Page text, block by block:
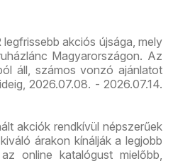
akciós újsága, mely
Magyarországon. Az
áll, számos vonzó ajánlatot
2026.07.08. - 2026.07.14.
akciók rendkívül népszerűek
árakon kínálják a legjobb
online katalógust mielőbb,